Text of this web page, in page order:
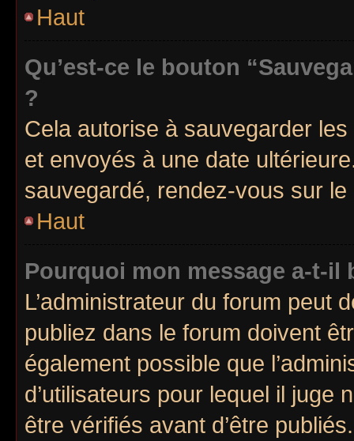
Haut
Qu’est-ce le bouton
?
Cela autorise à sauvegarder
et envoyés à une date
sauvegardé, rendez-vous sur le
Haut
Pourquoi mon message a-t-il
L’administrateur du forum peut
publiez dans le forum doivent
également possible que
d’utilisateurs pour lequel il juge
être vérifiés avant d’être